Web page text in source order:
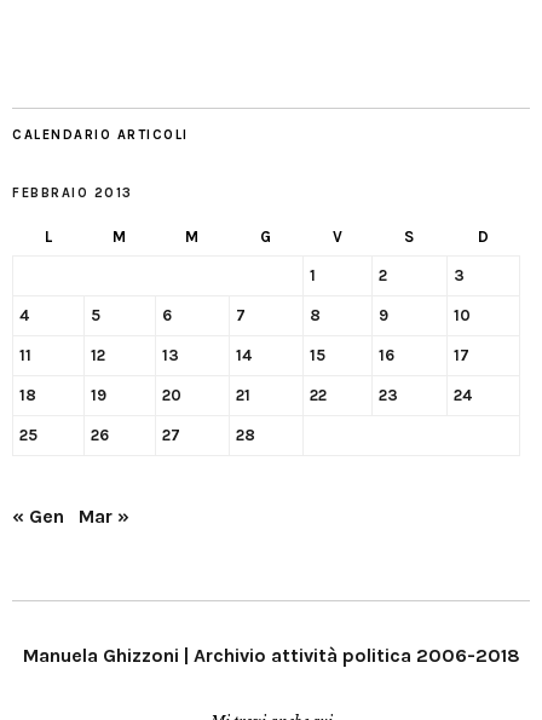
CALENDARIO ARTICOLI
FEBBRAIO 2013
L M M G V S D
1 2 3
4 5 6 7 8 9 10
11 12 13 14 15 16 17
18 19 20 21 22 23 24
25 26 27 28
« Gen Mar »
Manuela Ghizzoni | Archivio attività politica 2006-2018